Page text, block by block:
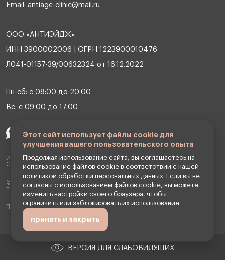
Email: antiage-clinic@mail.ru
ООО «АНТИЭЙДЖ»
ИНН 3900002006 | ОГРН 1223900010476
Л041-01157-39/00632324 от 16.12.2022
Пн-сб: с 08:00 до 20:00
Вс: с 09:00 до 17:00
ИМЕЮТСЯ ПРОТИВОПОКАЗАНИЯ НЕОБХОДИМА КОНСУЛЬТАЦИЯ
СПЕЦИАЛИСТА
© 2026 OOO Клиника антивозрастной медицины «АНТИЭЙДЖ». Все
права защищены.
Превентивная медицина и косметология
ВЕРСИЯ ДЛЯ СЛАБОВИДЯЩИХ
Этот сайт использует файлы cookie для
улучшения вашего пользовательского опыта
Продолжая использование сайта, вы соглашаетесь на
использование файлов cookie в соответствии с нашей
политикой обработки персональных данных. Если вы не
согласны с использованием файлов cookie, вы можете
изменить настройки своего браузера, чтобы
ограничить или заблокировать их использование.
принять и закрыть